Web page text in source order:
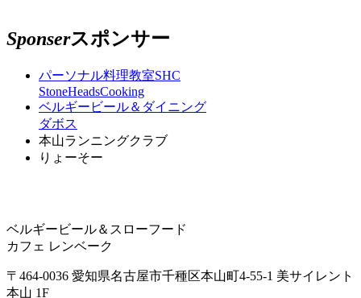
Sponserスポンサー
パーソナル料理教室SHC
StoneHeadsCooking
ベルギービール＆ダイニング
ダボス
本山ランニングクラブ
りょーそー
ベルギービール＆スローフード
カフェ レンベーク
〒464-0036 愛知県名古屋市千種区本山町4-55-1 美サイレント
本山 1F